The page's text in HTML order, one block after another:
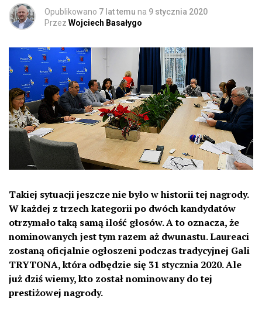
Opublikowano 7 lat temu na 9 stycznia 2020
Przez Wojciech Basałygo
Takiej sytuacji jeszcze nie było w historii tej nagrody.
W każdej z trzech kategorii po dwóch kandydatów
otrzymało taką samą ilość głosów. A to oznacza, że
nominowanych jest tym razem aż dwunastu. Laureaci
zostaną oficjalnie ogłoszeni podczas tradycyjnej Gali
TRYTONA, która odbędzie się 31 stycznia 2020. Ale
już dziś wiemy, kto został nominowany do tej
prestiżowej nagrody.